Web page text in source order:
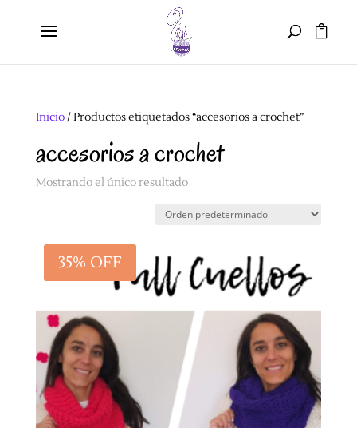
Inicio/ Productos etiquetados “accesorios a crochet”
accesorios a crochet
Mostrando el único resultado
35% OFF